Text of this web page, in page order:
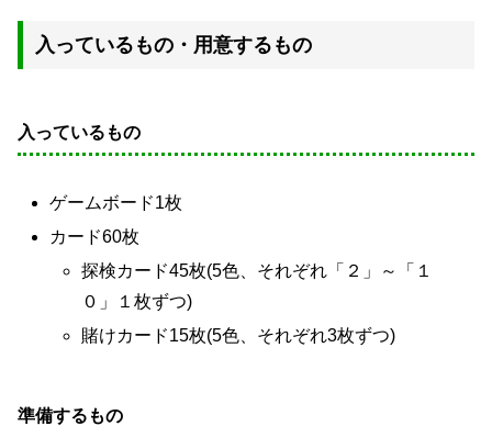
入っているもの・用意するもの
入っているもの
ゲームボード1枚
カード60枚
探検カード45枚(5色、それぞれ「２」～「１
０」１枚ずつ)
賭けカード15枚(5色、それぞれ3枚ずつ)
準備するもの